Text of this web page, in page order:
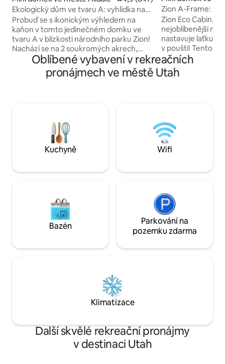
Ekologický dům ve tvaru A: vyhlídka na
Zion
Probuď se s ikonickým výhledem na
kaňon v tomto jedinečném domku ve
tvaru A v blízkosti národního parku Zion!
Nachází se na 2 soukromých akrech,
které sousedí s veřejně přístupnými
kaňony BLM. Můžeš si užít vzácný přímý
přístup na stezku přímo z nemovitosti,
a nachází se pouhých 45 minut od
národního parku Zion. Je to ideální
základna pro tvůj výlet do jižního Utahu.
Airbnb v Utahu.
e
Zion A-Frame:
Airbnb
Zion Eco Cabin,
nejoblíbenější
nastavuje laťku
v poušti! Tento úžasný objekt se nachází
v horní části 3-
výhled na kaňon
nestačilo, od
pohodlí s
přednosti tohoto
ubytování, které
národního parku
Oblíbené vybavení v rekreačních
pronájmech ve městě Utah
Kuchyně Wifi
Bazén
Parkování na
pozemku zdarma
Klimatizace
Další skvělé rekreační pronájmy
v destinaci Utah